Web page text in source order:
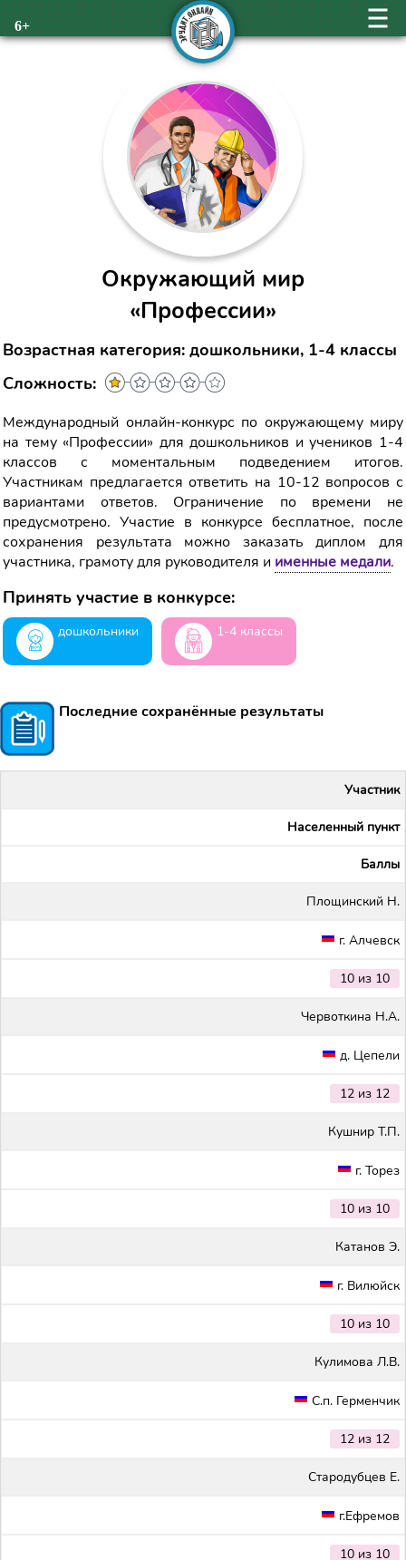
6+
Окружающий мир
«Профессии»
Возрастная категория: дошкольники, 1-4 классы
Сложность:
Международный онлайн-конкурс по окружающему миру
на тему «Профессии» для дошкольников и учеников 1-4
классов с моментальным подведением итогов.
Участникам предлагается ответить на 10-12 вопросов с
вариантами ответов. Ограничение по времени не
предусмотрено. Участие в конкурсе бесплатное, после
сохранения результата можно заказать диплом для
участника, грамоту для руководителя и именные медали.
Принять участие в конкурсе:
дошкольники 1-4 классы
Последние сохранённые результаты
Участник
Населенный пункт
Баллы
Площинский Н.
г. Алчевск
10 из 10
Червоткина Н.А.
д. Цепели
12 из 12
Кушнир Т.П.
г. Торез
10 из 10
Катанов Э.
г. Вилюйск
10 из 10
Кулимова Л.В.
С.п. Герменчик
12 из 12
Стародубцев Е.
г.Ефремов
10 из 10